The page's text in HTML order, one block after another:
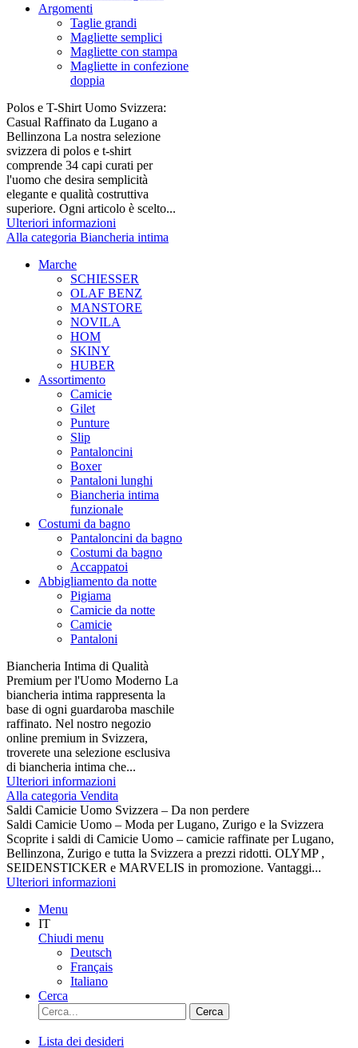
Argomenti
Taglie grandi
Magliette semplici
Magliette con stampa
Magliette in confezione
doppia
Polos e T-Shirt Uomo Svizzera:
Casual Raffinato da Lugano a
Bellinzona La nostra selezione
svizzera di polos e t-shirt
comprende 34 capi curati per
l'uomo che desira semplicità
elegante e qualità costruttiva
superiore. Ogni articolo è scelto...
Ulteriori informazioni
Alla categoria Biancheria intima
Marche
SCHIESSER
OLAF BENZ
MANSTORE
NOVILA
HOM
SKINY
HUBER
Assortimento
Camicie
Gilet
Punture
Slip
Pantaloncini
Boxer
Pantaloni lunghi
Biancheria intima
funzionale
Costumi da bagno
Pantaloncini da bagno
Costumi da bagno
Accappatoi
Abbigliamento da notte
Pigiama
Camicie da notte
Camicie
Pantaloni
Biancheria Intima di Qualità
Premium per l'Uomo Moderno La
biancheria intima rappresenta la
base di ogni guardaroba maschile
raffinato. Nel nostro negozio
online premium in Svizzera,
troverete una selezione esclusiva
di biancheria intima che...
Ulteriori informazioni
Alla categoria Vendita
Saldi Camicie Uomo Svizzera – Da non perdere
Saldi Camicie Uomo – Moda per Lugano, Zurigo e la Svizzera
Scoprite i saldi di Camicie Uomo – camicie raffinate per Lugano,
Bellinzona, Zurigo e tutta la Svizzera a prezzi ridotti. OLYMP ,
SEIDENSTICKER e MARVELIS in promozione. Vantaggi...
Ulteriori informazioni
Menu
IT
Chiudi menu
Deutsch
Français
Italiano
Cerca
Cerca
Lista dei desideri